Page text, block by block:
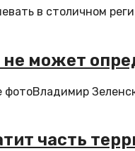
в столичном
может
часть